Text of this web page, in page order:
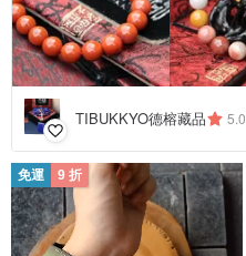
TIBUKKYO德榕藏品 5.0
免運 9 折